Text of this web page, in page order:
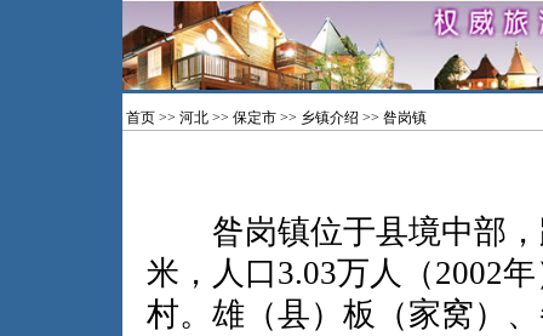
首页 >> 河北 >> 保定市 >> 乡镇介绍 >> 昝岗镇
昝岗镇位于县境中部，
米，人口3.03万人（2002
村。雄（县）板（家窝）